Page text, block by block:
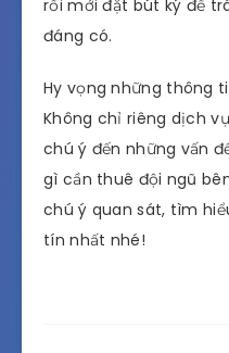
rồi mới đặt bút ký để
đáng có.
Hy vọng những thông
Không chỉ riêng dịch
chú ý đến những vấn
gì cần thuê đội ngũ
chú ý quan sát, tìm
tín nhất nhé!